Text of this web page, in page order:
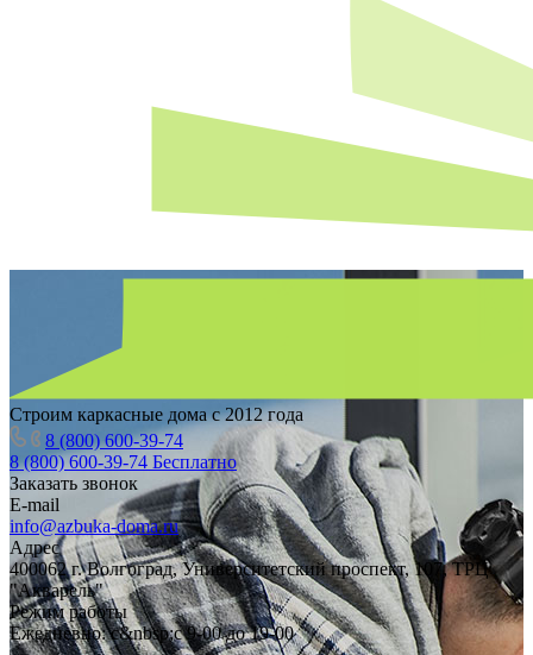
Строим каркасные дома с 2012 года
8 (800) 600-39-74
8 (800) 600-39-74 Бесплатно
Заказать звонок
E-mail
info@azbuka-doma.ru
Адрес
400062 г. Волгоград, Университетский проспект, 107, ТРЦ
"Акварель"
Режим работы
Ежедневно: с&nbsp;с 9-00 до 19-00